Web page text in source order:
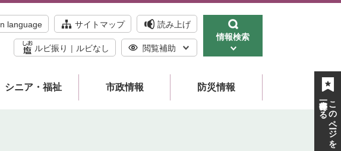
language サイトマップ 読み上げ
ルビ振り ルビなし 閲覧補助
情報検索
シニア・福祉 市政情報 防災情報
このページを
一時保存する